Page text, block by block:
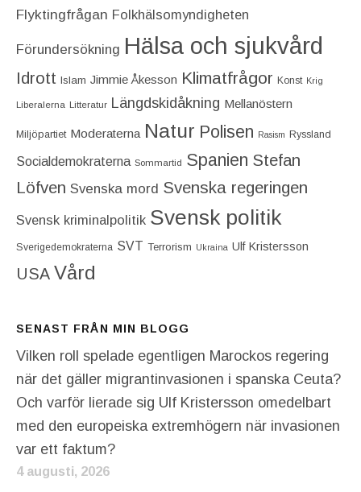
Flyktingfrågan Folkhälsomyndigheten
Förundersökning Hälsa och sjukvård
Idrott Islam Jimmie Åkesson Klimatfrågor Konst Krig
Liberalerna Litteratur Längdskidåkning Mellanöstern
Miljöpartiet Moderaterna Natur Polisen Rasism Ryssland
Socialdemokraterna Sommartid Spanien Stefan
Löfven Svenska mord Svenska regeringen
Svensk kriminalpolitik Svensk politik
Sverigedemokraterna SVT Terrorism Ukraina Ulf Kristersson
USA Vård
SENAST FRÅN MIN BLOGG
Vilken roll spelade egentligen Marockos regering
när det gäller migrantinvasionen i spanska Ceuta?
Och varför lierade sig Ulf Kristersson omedelbart
med den europeiska extremhögern när invasionen
var ett faktum?
4 augusti, 2026